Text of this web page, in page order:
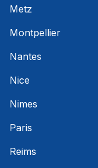
Metz
Montpellier
Nantes
Nice
Nimes
Paris
Reims